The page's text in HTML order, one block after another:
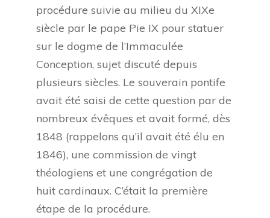
procédure suivie au milieu du XIXe
siècle par le pape Pie IX pour statuer
sur le dogme de l’Immaculée
Conception, sujet discuté depuis
plusieurs siècles. Le souverain pontife
avait été saisi de cette question par de
nombreux évêques et avait formé, dès
1848 (rappelons qu’il avait été élu en
1846), une commission de vingt
théologiens et une congrégation de
huit cardinaux. C’était la première
étape de la procédure.